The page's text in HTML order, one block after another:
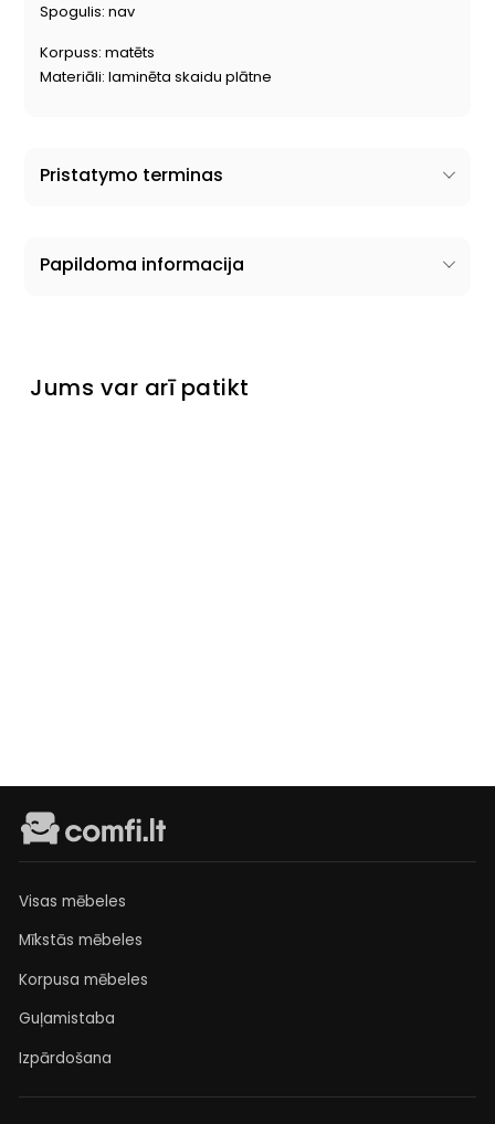
Spogulis: nav
Korpuss: matēts
Materiāli: laminēta skaidu plātne
Pristatymo terminas
Papildoma informacija
Jums var arī patikt
Visas mēbeles
Mīkstās mēbeles
Korpusa mēbeles
Guļamistaba
Izpārdošana